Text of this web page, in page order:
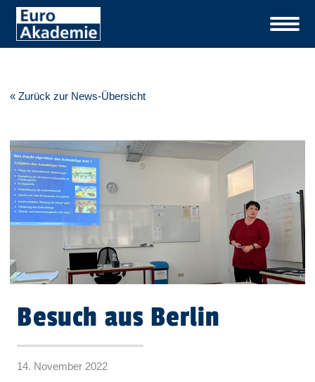
« Zurück zur News-Übersicht
Besuch aus Berlin
14. November 2022